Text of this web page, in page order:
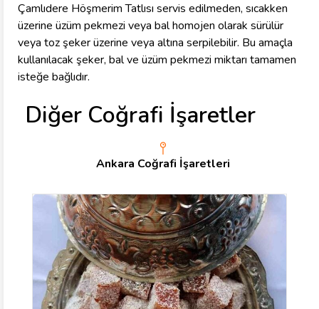
Çamlıdere Höşmerim Tatlısı servis edilmeden, sıcakken
üzerine üzüm pekmezi veya bal homojen olarak sürülür
veya toz şeker üzerine veya altına serpilebilir. Bu amaçla
kullanılacak şeker, bal ve üzüm pekmezi miktarı tamamen
isteğe bağlıdır.
Diğer Coğrafi İşaretler
Ankara Coğrafi İşaretleri